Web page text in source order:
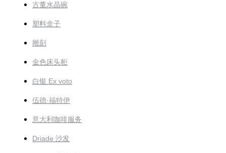
古董水晶碗
塑料盒子
雕刻
金色床头柜
白银 Ex voto
伍德·福特伊
意大利咖啡服务
Driade 沙发